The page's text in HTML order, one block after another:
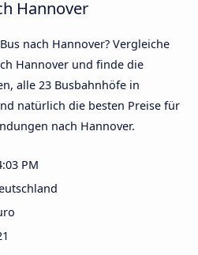
Hannover
nach Hannover? Vergleiche
Hannover und finde die
alle 23 Busbahnhöfe in
natürlich die besten Preise für
nach Hannover.
PM